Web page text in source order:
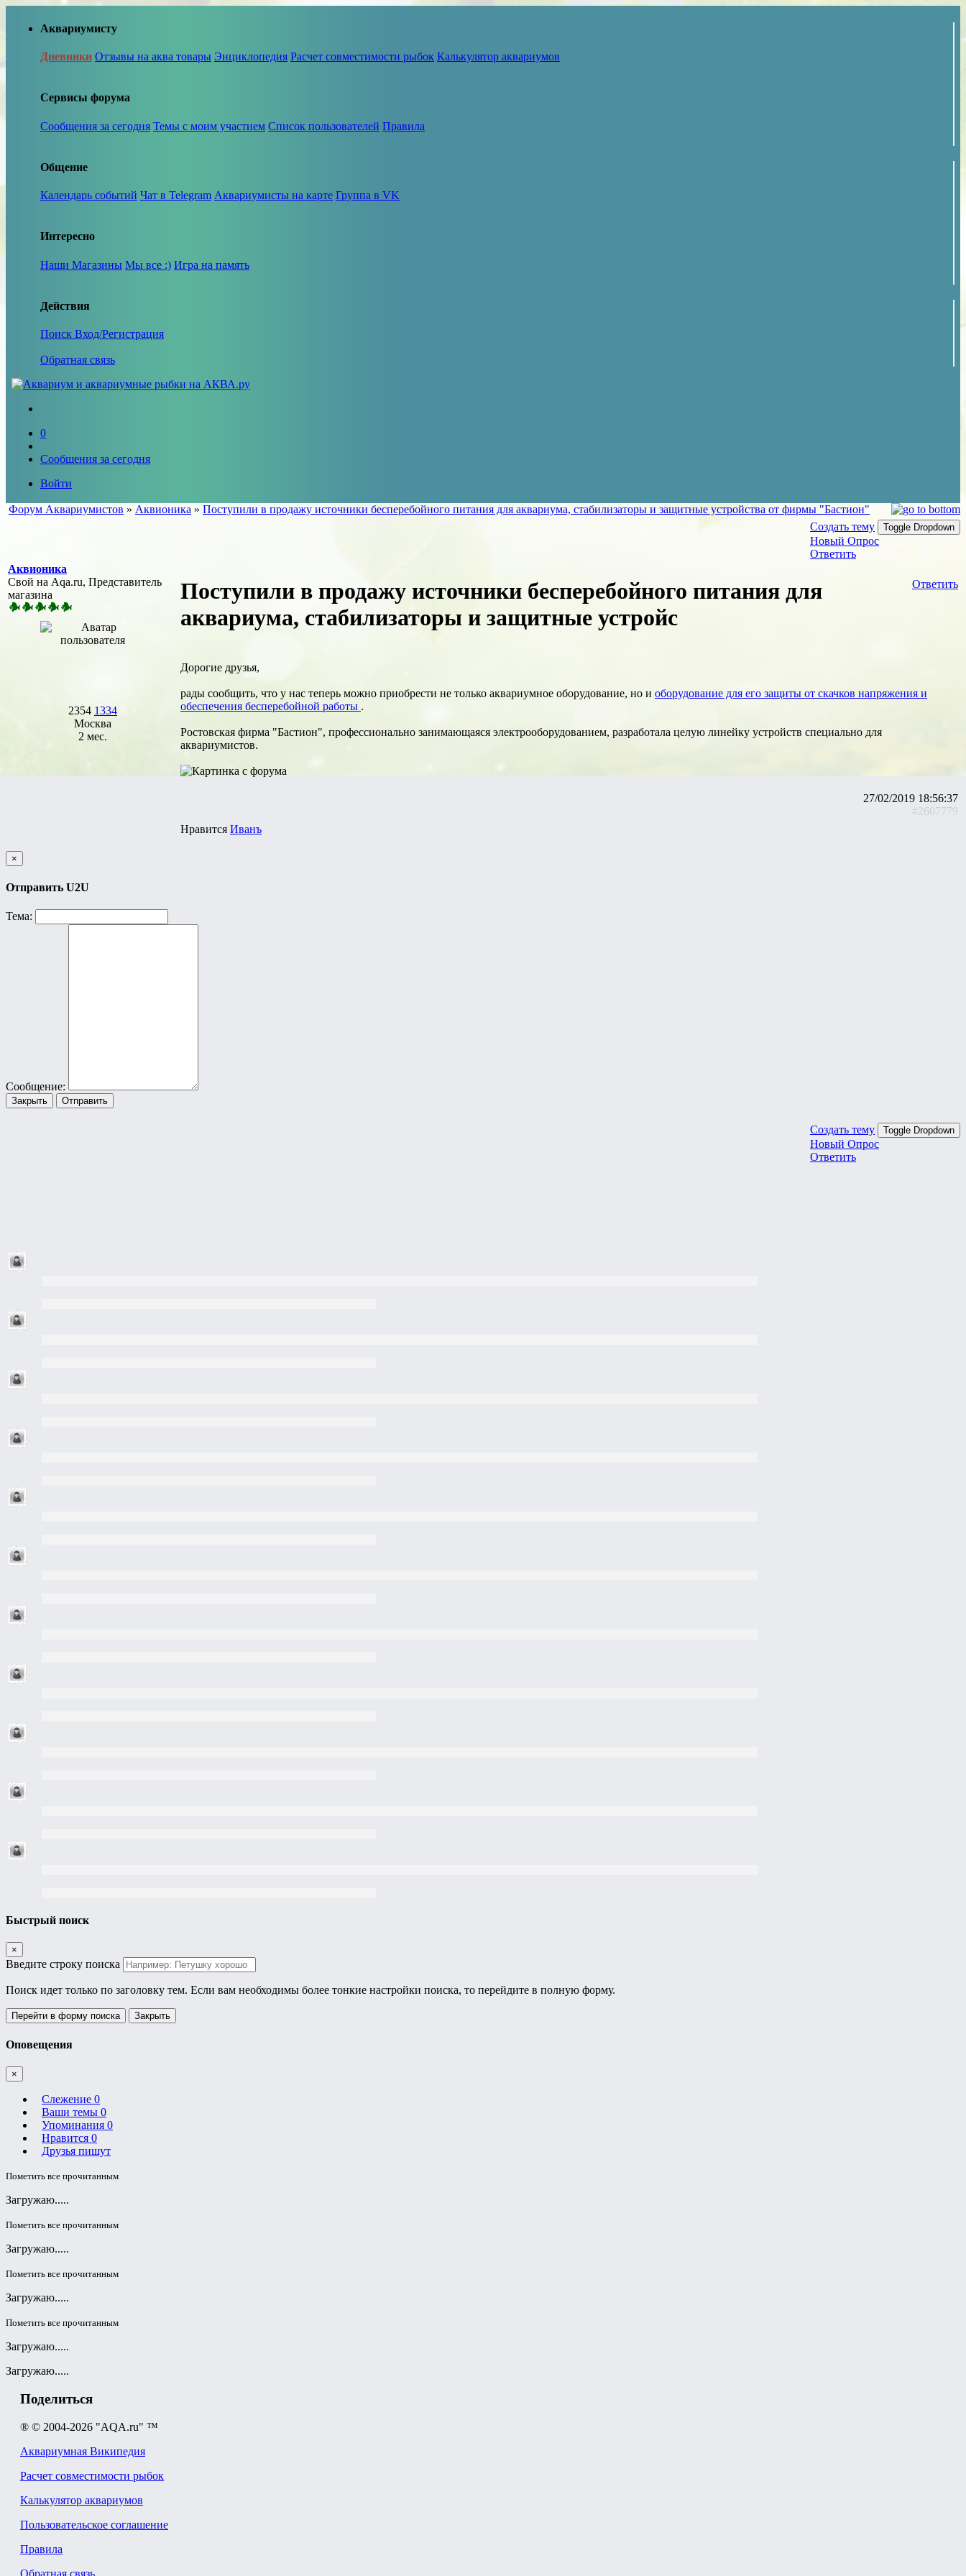
Аквариумисту
Дневники Отзывы на аква товары Энциклопедия Расчет совместимости рыбок Калькулятор аквариумов
Сервисы форума
Сообщения за сегодня Темы с моим участием Список пользователей Правила
Общение
Календарь событий Чат в Telegram Аквариумисты на карте Группа в VK
Интересно
Наши Магазины Мы все :) Игра на память
Действия
Поиск Вход/Регистрация
Обратная связь
0
Сообщения за сегодня
Войти
Форум Аквариумистов » Аквионика » Поступили в продажу источники бесперебойного питания для аквариума, стабилизаторы и защитные устройства от фирмы "Бастион"
Создать тему
Toggle Dropdown
Новый Опрос
Ответить
Аквионика
Свой на Aqa.ru, Представитель
магазина
2354 1334
Москва
2 мес.
Ответить
Поступили в продажу источники бесперебойного питания для
аквариума, стабилизаторы и защитные устройс
Дорогие друзья,
рады сообщить, что у нас теперь можно приобрести не только аквариумное оборудование, но и оборудование для его защиты от скачков напряжения и
обеспечения бесперебойной работы .
Ростовская фирма "Бастион", профессионально занимающаяся электрооборудованием, разработала целую линейку устройств специально для
аквариумистов.
27/02/2019 18:56:37
#2607779
Нравится Иванъ
×
Отправить U2U
Тема:
Сообщение:
Закрыть Отправить
Создать тему Toggle Dropdown
Новый Опрос
Ответить
Быстрый поиск
×
Введите строку поиска
Поиск идет только по заголовку тем. Если вам необходимы более тонкие настройки поиска, то перейдите в полную форму.
Перейти в форму поиска Закрыть
Оповещения
×
Слежение 0
Ваши темы 0
Упоминания 0
Нравится 0
Друзья пишут
Пометить все прочитанным
Загружаю.....
Пометить все прочитанным
Загружаю.....
Пометить все прочитанным
Загружаю.....
Пометить все прочитанным
Загружаю.....
Загружаю.....
Поделиться
® © 2004-2026 "AQA.ru" ™
Аквариумная Википедия
Расчет совместимости рыбок
Калькулятор аквариумов
Пользовательское соглашение
Правила
Обратная связь